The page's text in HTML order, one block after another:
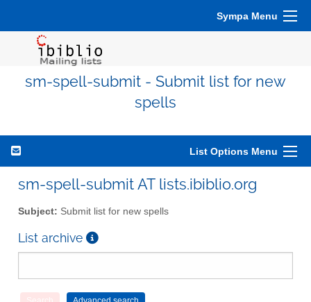
Sympa Menu
sm-spell-submit - Submit list for new
spells
List Options Menu
sm-spell-submit AT lists.ibiblio.org
Subject: Submit list for new spells
List archive